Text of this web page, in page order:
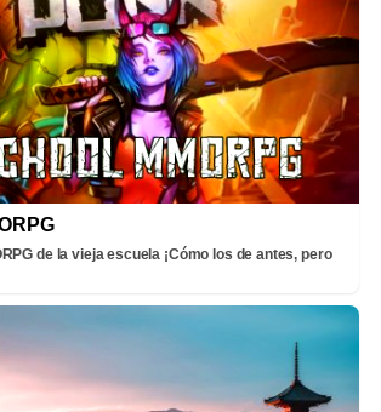
de la vieja escuela ¡Cómo los de antes, pero